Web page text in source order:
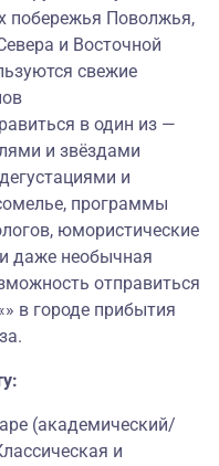
побережья Поволжья,
и Восточной
свежие
в один из —
и звёздами
и
программы
юмористические
даже необычная
отправиться
в городе прибытия
(академический/
и